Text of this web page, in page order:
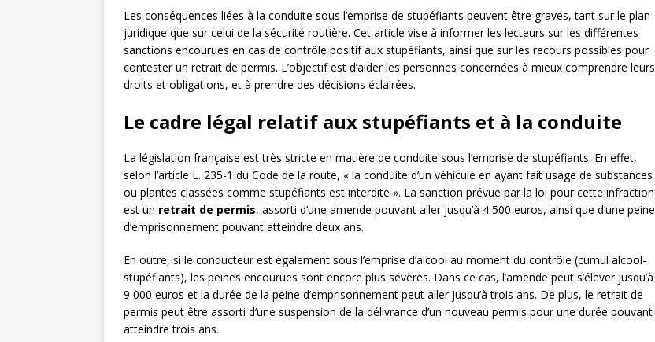
Les conséquences liées à la conduite sous l’emprise de stupéfiants peuvent être graves, tant sur le plan
juridique que sur celui de la sécurité routière. Cet article vise à informer les lecteurs sur les différentes
sanctions encourues en cas de contrôle positif aux stupéfiants, ainsi que sur les recours possibles pour
contester un retrait de permis. L’objectif est d’aider les personnes concernées à mieux comprendre leurs
droits et obligations, et à prendre des décisions éclairées.
Le cadre légal relatif aux stupéfiants et à la conduite
La législation française est très stricte en matière de conduite sous l’emprise de stupéfiants. En effet,
selon l’article L. 235-1 du Code de la route, « la conduite d’un véhicule en ayant fait usage de substances
ou plantes classées comme stupéfiants est interdite ». La sanction prévue par la loi pour cette infraction
est un retrait de permis, assorti d’une amende pouvant aller jusqu’à 4 500 euros, ainsi que d’une peine
d’emprisonnement pouvant atteindre deux ans.
En outre, si le conducteur est également sous l’emprise d’alcool au moment du contrôle (cumul alcool-
stupéfiants), les peines encourues sont encore plus sévères. Dans ce cas, l’amende peut s’élever jusqu’à
9 000 euros et la durée de la peine d’emprisonnement peut aller jusqu’à trois ans. De plus, le retrait de
permis peut être assorti d’une suspension de la délivrance d’un nouveau permis pour une durée pouvant
atteindre trois ans.